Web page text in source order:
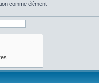
comme élément